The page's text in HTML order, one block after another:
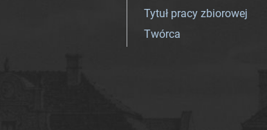
Tytuł pracy zbiorowej
Twórca